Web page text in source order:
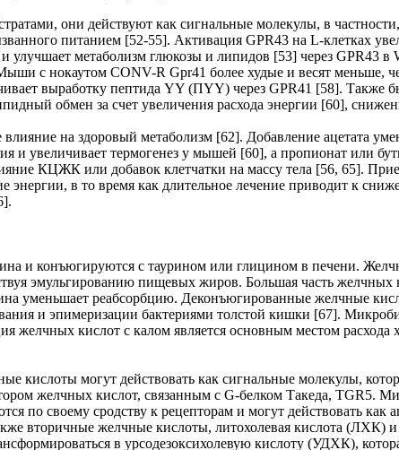
они действуют как сигнальные молекулы, в
питанием [52-55]. Активация GPR43 на L-клетках
улучшает метаболизм глюкозы и липидов [53] через GPR43
с нокаутом CONV-R Gpr41 более худые и весят меньше,
выработку пептида YY (ПYY) через GPR41 [58]. Также
обмен за счет увеличения расхода энергии [60],
на здоровый метаболизм [62]. Добавление ацетата
и увеличивает термогенез у мышей [60], а пропионат или
КЦЖК или добавок клетчатки на массу тела [56, 65].
в то время как длительное лечение приводит к
и конъюгируются с таурином или глицином в печени.
эмульгированию пищевых жиров. Большая часть желчных
уменьшает реабсорбцию. Деконъюгированные желчные
и эпимеризации бактериями толстой кишки [67].
желчных кислот с калом является основным местом
кислоты могут действовать как сигнальные молекулы,
желчных кислот, связанным с G-белком Такеда, TGR5.
по своему сродству к рецепторам и могут действовать
вторичные желчные кислоты, литохолевая кислота (ЛХК)
в урсодезоксихолевую кислоту (УДХК),